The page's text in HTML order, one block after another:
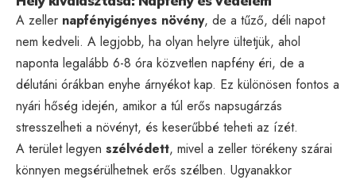
A zeller napfényigényes növény, de a tűző, déli napot
nem kedveli. A legjobb, ha olyan helyre ültetjük, ahol
naponta legalább 6-8 óra közvetlen napfény éri, de a
délutáni órákban enyhe árnyékot kap. Ez különösen fontos a
nyári hőség idején, amikor a túl erős napsugárzás
stresszelheti a növényt, és keserűbbé teheti az ízét.
A terület legyen szélvédett, mivel a zeller törékeny szárai
könnyen megsérülhetnek erős szélben. Ugyanakkor